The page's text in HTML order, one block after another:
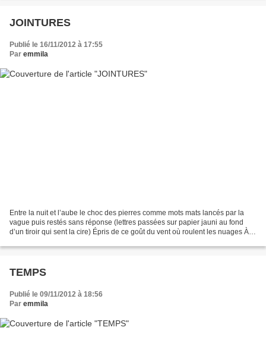
JOINTURES
Publié le 16/11/2012 à 17:55
Par emmila
Entre la nuit et l’aube le choc des pierres comme mots mats lancés par la
vague puis restés sans réponse (lettres passées sur papier jauni au fond
d’un tiroir qui sent la cire) Épris de ce goût du vent où roulent les nuages À
TEMPS
Publié le 09/11/2012 à 18:56
Par emmila